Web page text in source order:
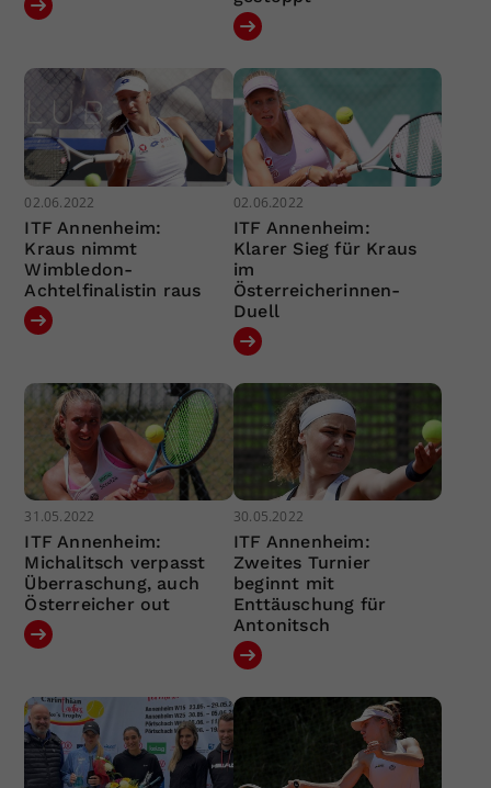
02.06.2022
ITF Annenheim:
Kraus nimmt
Wimbledon-
Achtelfinalistin raus
02.06.2022
ITF Annenheim:
Klarer Sieg für Kraus
im
Österreicherinnen-
Duell
31.05.2022
ITF Annenheim:
Michalitsch verpasst
Überraschung, auch
Österreicher out
30.05.2022
ITF Annenheim:
Zweites Turnier
beginnt mit
Enttäuschung für
Antonitsch